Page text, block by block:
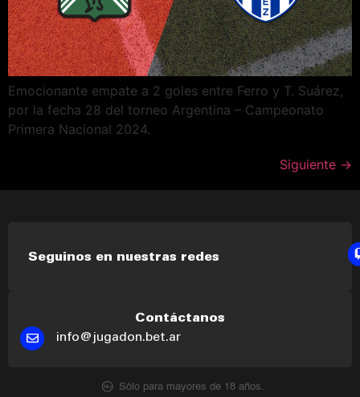
Emocionante empate a 2 goles entre Ferro y T. Suárez,
por la fecha 28 del torneo Argentina – Campeonato
Primera Nacional 2024.
Siguiente →
Seguinos en nuestras redes
Contáctanos
info@jugadon.bet.ar
Sólo para mayores de 18 años.